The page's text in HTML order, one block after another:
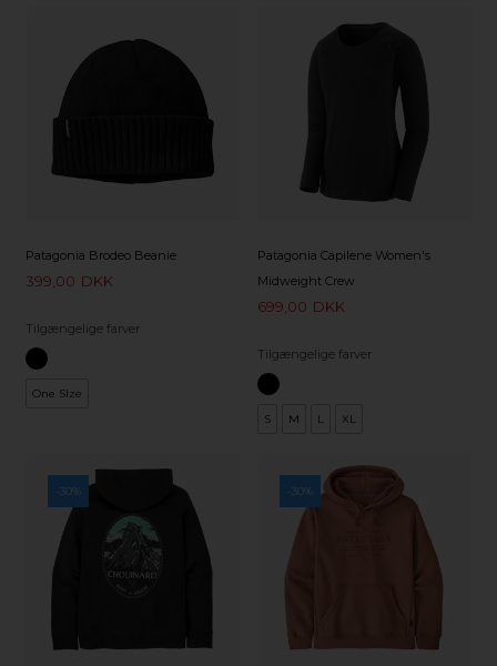
Patagonia Brodeo Beanie
399,00 DKK
Tilgængelige farver
One SIze
Patagonia Capilene Women's
Midweight Crew
699,00 DKK
Tilgængelige farver
S M L XL
-30% -30%